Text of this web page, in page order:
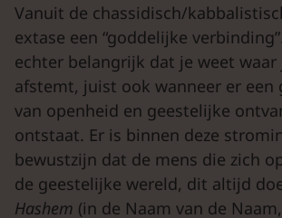
Vanuit de chassidisch/
extase een “goddelijke
echter belangrijk dat je weet waar
afstemt, juist ook wanneer er een
van openheid en geestelijke
ontstaat. Er is binnen deze
bewustzijn dat de mens die zich
de geestelijke wereld, dit altijd
Hashem (in de Naam van de